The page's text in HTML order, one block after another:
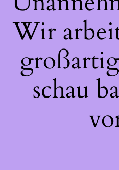
Wir
schau